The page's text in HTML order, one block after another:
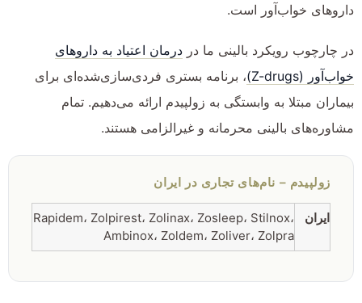
داروهای خواب‌آور است.
در چارچوب رویکرد بالینی ما در درمان اعتیاد به داروهای
خواب‌آور (Z-drugs)
، برنامه بستری فردی‌سازی‌شده‌ای برای
بیماران مبتلا به وابستگی به زولپیدم ارائه می‌دهیم. تمام
مشاوره‌های بالینی محرمانه و غیرالزامی هستند.
زولپیدم – نام‌های تجاری در ایران
ایران
Rapidem، Zolpirest، Zolinax، Zosleep، Stilnox،
Ambinox، Zoldem، Zoliver، Zolpra